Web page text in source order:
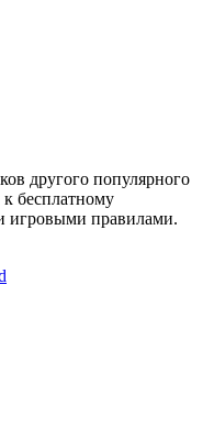
другого популярного
бесплатному
игровыми правилами.